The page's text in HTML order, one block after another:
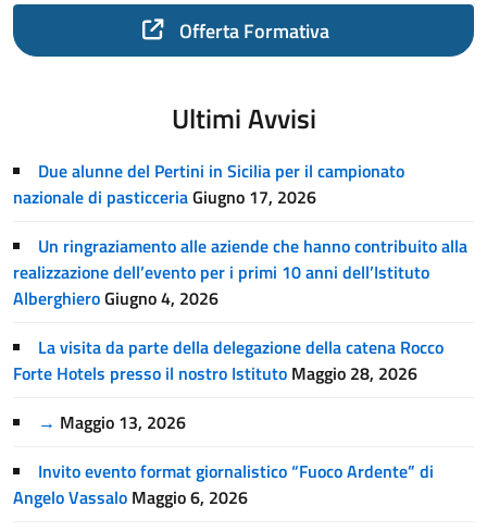
Offerta Formativa
Ultimi Avvisi
Due alunne del Pertini in Sicilia per il campionato
nazionale di pasticceriaGiugno 17, 2026
Un ringraziamento alle aziende che hanno contribuito alla
realizzazione dell’evento per i primi 10 anni dell’Istituto
AlberghieroGiugno 4, 2026
La visita da parte della delegazione della catena Rocco
Forte Hotels presso il nostro Istituto Maggio 28, 2026
→ Maggio 13, 2026
Invito evento format giornalistico “Fuoco Ardente” di
Angelo Vassalo Maggio 6, 2026